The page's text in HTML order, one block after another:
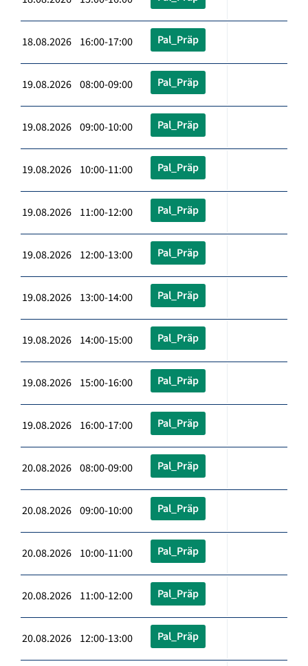
18.08.2026 16:00-17:00 Pal_Präp
19.08.2026 08:00-09:00 Pal_Präp
19.08.2026 09:00-10:00 Pal_Präp
19.08.2026 10:00-11:00 Pal_Präp
19.08.2026 11:00-12:00 Pal_Präp
19.08.2026 12:00-13:00 Pal_Präp
19.08.2026 13:00-14:00 Pal_Präp
19.08.2026 14:00-15:00 Pal_Präp
19.08.2026 15:00-16:00 Pal_Präp
19.08.2026 16:00-17:00 Pal_Präp
20.08.2026 08:00-09:00 Pal_Präp
20.08.2026 09:00-10:00 Pal_Präp
20.08.2026 10:00-11:00 Pal_Präp
20.08.2026 11:00-12:00 Pal_Präp
20.08.2026 12:00-13:00 Pal_Präp